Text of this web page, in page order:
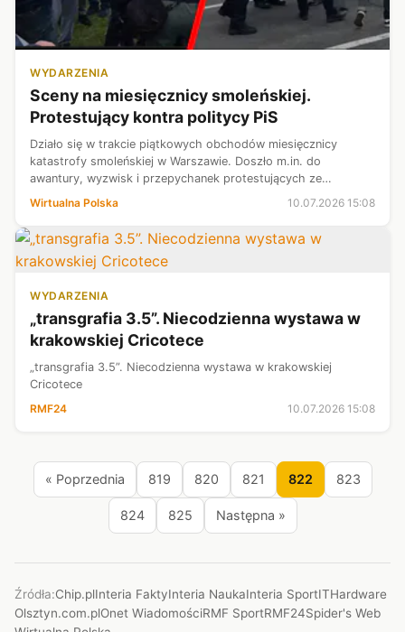
WYDARZENIA
Sceny na miesięcznicy smoleńskiej.
Protestujący kontra politycy PiS
Działo się w trakcie piątkowych obchodów miesięcznicy
katastrofy smoleńskiej w Warszawie. Doszło m.in. do
awantury, wyzwisk i przepychanek protestujących ze
Wirtualna Polska 10.07.2026 15:08
WYDARZENIA
„transgrafia 3.5”. Niecodzienna wystawa w
krakowskiej Cricotece
„transgrafia 3.5”. Niecodzienna wystawa w krakowskiej
Cricotece
RMF24
10.07.2026 15:08
« Poprzednia 819 820 821 822 823
824 825 Następna »
Źródła:Chip.plInteria FaktyInteria NaukaInteria SportITHardware
Olsztyn.com.plOnet WiadomościRMF SportRMF24Spider's Web